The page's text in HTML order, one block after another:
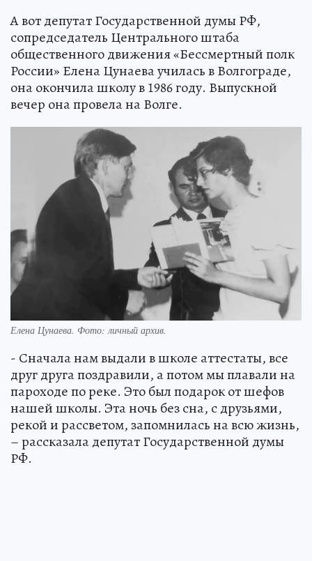
А вот депутат Государственной думы РФ,
сопредседатель Центрального штаба
общественного движения «Бессмертный полк
России» Елена Цунаева училась в Волгограде,
она окончила школу в 1986 году. Выпускной
вечер она провела на Волге.
Елена Цунаева. Фото: личный архив.
- Сначала нам выдали в школе аттестаты, все
друг друга поздравили, а потом мы плавали на
пароходе по реке. Это был подарок от шефов
нашей школы. Эта ночь без сна, с друзьями,
рекой и рассветом, запомнилась на всю жизнь,
– рассказала депутат Государственной думы
РФ.